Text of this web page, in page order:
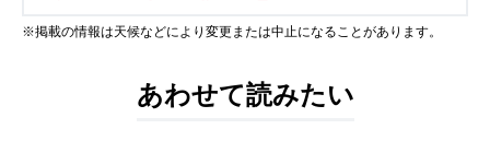
※掲載の情報は天候などにより変更または中止になることがあります。
あわせて読みたい